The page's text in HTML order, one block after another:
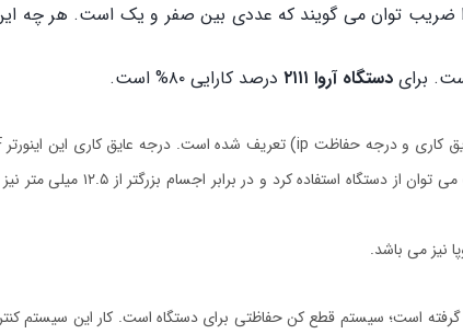
ضریب توان می گویند که عددی بین صفر و یک است. هر چه
برایدستگاه آروا ۲۱۱۱ درصد کارایی ۸۰% است.
گرفته است؛ سیستم قطع کن حفاظتی برای دستگاه است. کار این سیستم